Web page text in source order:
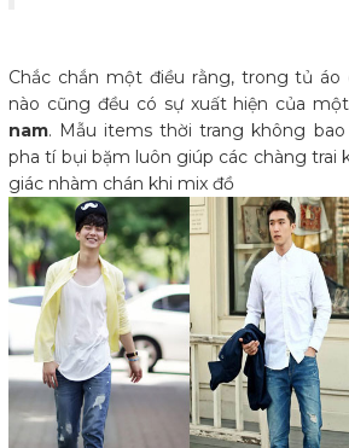
Chắc chắn một điều rằng, trong tủ áo
nào cũng đều có sự xuất hiện của
nam. Mẫu items thời trang không
pha tí bụi bặm luôn giúp các chàng trai
giác nhàm chán khi mix đồ